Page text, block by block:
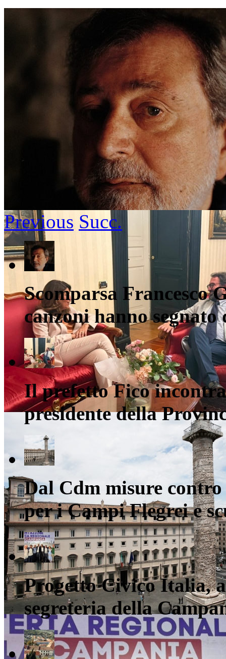
Previous Succ.
Scomparsa Francesco
canzoni hanno segnato
Il prefetto Fico
presidente della
Dal Cdm misure
per i Campi Flegrei e
Progetto Civico Italia,
segreteria della